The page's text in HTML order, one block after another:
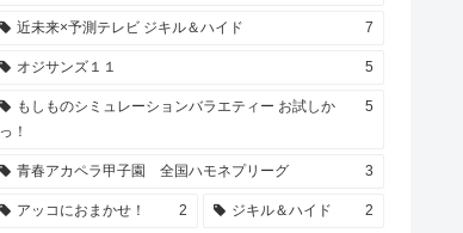
近未来×予測テレビ ジキル＆ハイド 7
オジサンズ１１ 5
もしものシミュレーションバラエティー お試しか
っ！
5
青春アカペラ甲子園 全国ハモネプリーグ 3
アッコにおまかせ！ 2 ジキル＆ハイド 2